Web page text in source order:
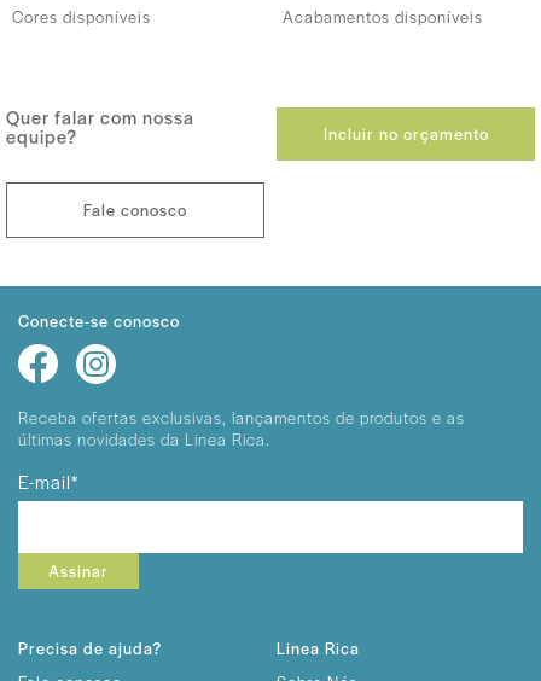
Cores disponíveis Acabamentos disponíveis
Quer falar com nossa
equipe?
Fale conosco
Incluir no orçamento
Conecte-se conosco
Receba ofertas exclusivas, lançamentos de produtos e as
últimas novidades da Linea Rica.
E-mail*
Assinar
Precisa de ajuda?
Linea Rica